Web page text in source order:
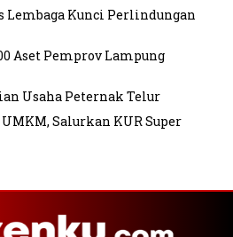
Lembaga Kunci Perlindungan
Aset Pemprov Lampung
Usaha Peternak Telur
Salurkan KUR Super